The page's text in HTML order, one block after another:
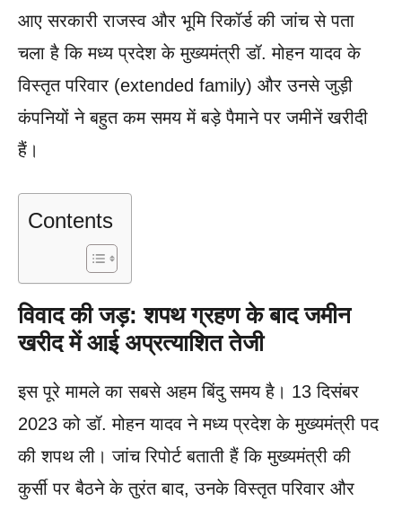
आए सरकारी राजस्व और भूमि रिकॉर्ड की जांच से पता
चला है कि मध्य प्रदेश के मुख्यमंत्री डॉ. मोहन यादव के
विस्तृत परिवार (extended family) और उनसे जुड़ी
कंपनियों ने बहुत कम समय में बड़े पैमाने पर जमीनें खरीदी
हैं।
Contents
विवाद की जड़: शपथ ग्रहण के बाद जमीन
खरीद में आई अप्रत्याशित तेजी
इस पूरे मामले का सबसे अहम बिंदु समय है। 13 दिसंबर
2023 को डॉ. मोहन यादव ने मध्य प्रदेश के मुख्यमंत्री पद
की शपथ ली। जांच रिपोर्ट बताती हैं कि मुख्यमंत्री की
कुर्सी पर बैठने के तुरंत बाद, उनके विस्तृत परिवार और